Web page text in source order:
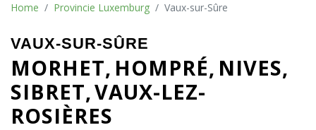
Home Provincie Luxemburg Vaux-sur-Sûre
VAUX-SUR-SÛRE
MORHET HOMPRÉ NIVES
SIBRET VAUX-LEZ-
ROSIÈRES